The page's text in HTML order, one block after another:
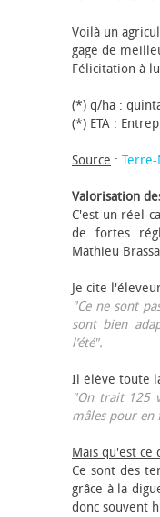
Voilà un
gage de
Félicitation à
(*) q/ha :
(*) ETA :
Source :
Valorisation
C'est un réel
de fortes
Mathieu
Je cite
"Ce ne sont
sont bien
l’été".
Il élève toute
"On trait 125
mâles pour en
Mais qu'est ce
Ce sont des
grâce à la
donc souvent